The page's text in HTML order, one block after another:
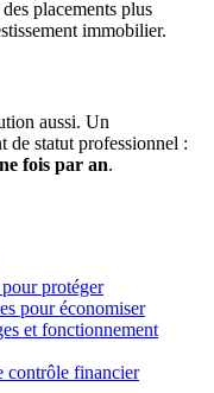
placements plus
immobilier.
aussi. Un
de statut professionnel :
fois par an.
protéger
pour économiser
et fonctionnement
contrôle financier